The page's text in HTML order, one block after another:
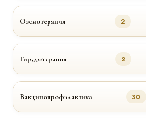
Озонотерапия 2
Гирудотерапия 2
Вакцинопрофилактика 30